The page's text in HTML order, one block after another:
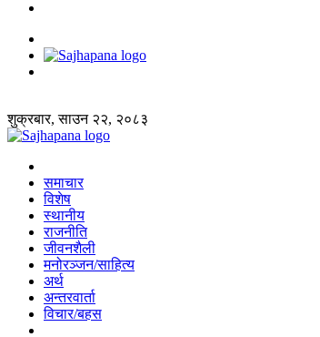
शुक्रबार, साउन २२, २०८३
समाचार
विशेष
स्थानीय
राजनीति
जीवनशैली
मनोरञ्जन/साहित्य
अर्थ
अन्तरवार्ता
विचार/बहस